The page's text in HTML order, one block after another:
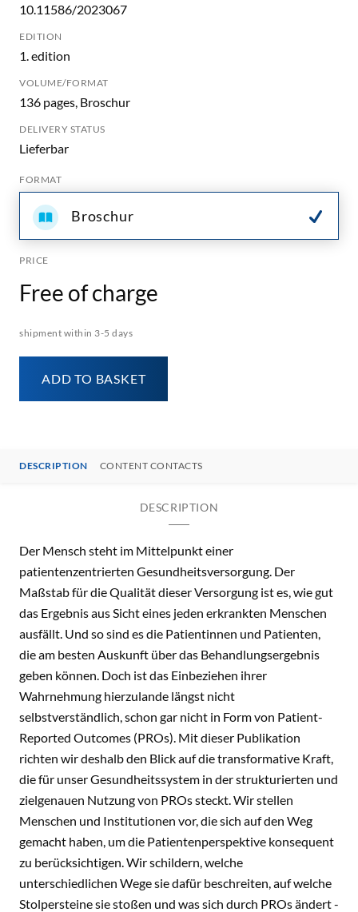
10.11586/2023067
EDITION
1. edition
VOLUME/FORMAT
136 pages, Broschur
DELIVERY STATUS
Lieferbar
FORMAT
Broschur
PRICE
Free of charge
shipment within 3-5 days
ADD TO BASKET
DESCRIPTION CONTENT CONTACTS
DESCRIPTION
Der Mensch steht im Mittelpunkt einer
patientenzentrierten Gesundheitsversorgung. Der
Maßstab für die Qualität dieser Versorgung ist es, wie gut
das Ergebnis aus Sicht eines jeden erkrankten Menschen
ausfällt. Und so sind es die Patientinnen und Patienten,
die am besten Auskunft über das Behandlungsergebnis
geben können. Doch ist das Einbeziehen ihrer
Wahrnehmung hierzulande längst nicht
selbstverständlich, schon gar nicht in Form von Patient-
Reported Outcomes (PROs). Mit dieser Publikation
richten wir deshalb den Blick auf die transformative Kraft,
die für unser Gesundheitssystem in der strukturierten und
zielgenauen Nutzung von PROs steckt. Wir stellen
Menschen und Institutionen vor, die sich auf den Weg
gemacht haben, um die Patientenperspektive konsequent
zu berücksichtigen. Wir schildern, welche
unterschiedlichen Wege sie dafür beschreiten, auf welche
Stolpersteine sie stoßen und was sich durch PROs ändert -